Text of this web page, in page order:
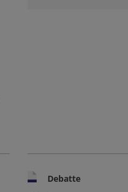
Debatte